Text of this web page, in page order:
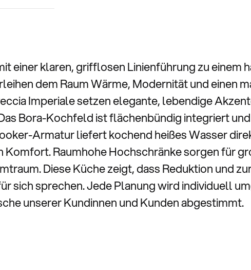
einer klaren, grifflosen Linienführung zu einem
dem Raum Wärme, Modernität und einen
Imperiale setzen elegante, lebendige
Bora-Kochfeld ist flächenbündig integriert
Armatur liefert kochend heißes Wasser
Raumhohe Hochschränke sorgen für
Diese Küche zeigt, dass Reduktion und
sich sprechen. Jede Planung wird individuell
unserer Kundinnen und Kunden abgestimmt.